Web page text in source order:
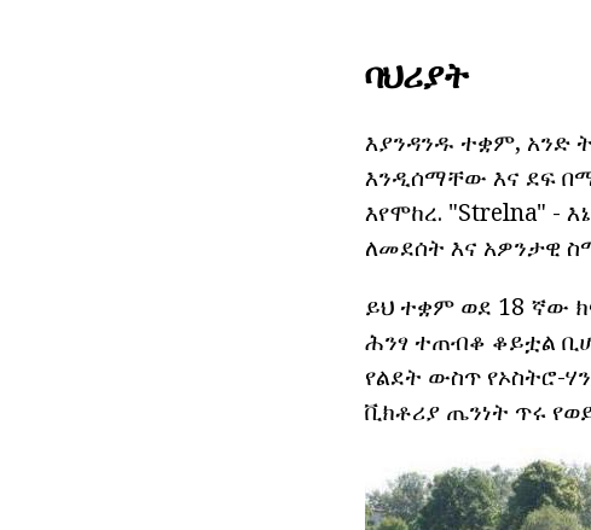
ባህሪያት
እያንዳንዱ ተቋም, አንድ
እንዲሰማቸው እና ደፍ
እየሞከረ. "Strelna" -
ለመደሰት እና አዎንታዊ
ይህ ተቋም ወደ 18 ኛው
ሕንፃ ተጠብቆ ቆይቷል
የልደት ውስጥ የኦስትሮ-
ቪክቶሪያ ጤንነት ጥሩ